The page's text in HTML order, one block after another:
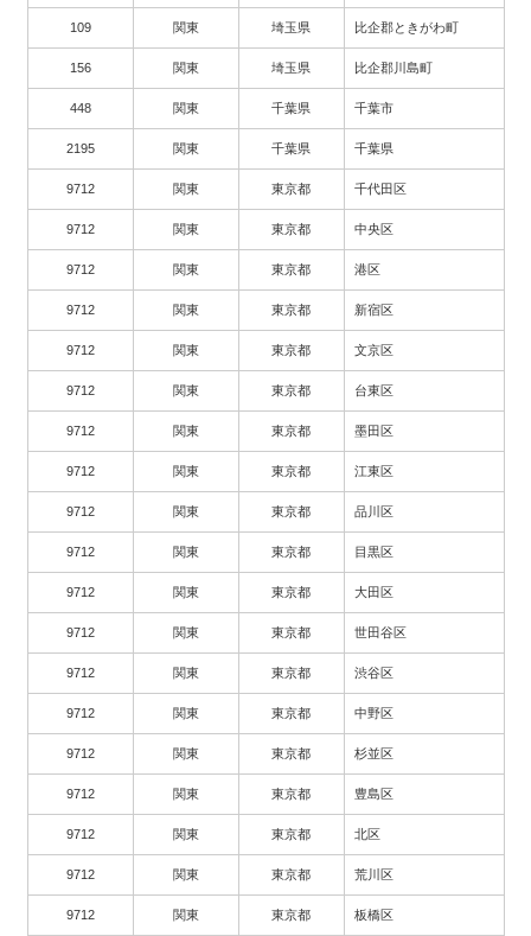
109 関東 埼玉県 比企郡ときがわ町
156 関東 埼玉県 比企郡川島町
448 関東 千葉県 千葉市
2195 関東 千葉県 千葉県
9712 関東 東京都 千代田区
9712 関東 東京都 中央区
9712 関東 東京都 港区
9712 関東 東京都 新宿区
9712 関東 東京都 文京区
9712 関東 東京都 台東区
9712 関東 東京都 墨田区
9712 関東 東京都 江東区
9712 関東 東京都 品川区
9712 関東 東京都 目黒区
9712 関東 東京都 大田区
9712 関東 東京都 世田谷区
9712 関東 東京都 渋谷区
9712 関東 東京都 中野区
9712 関東 東京都 杉並区
9712 関東 東京都 豊島区
9712 関東 東京都 北区
9712 関東 東京都 荒川区
9712 関東 東京都 板橋区